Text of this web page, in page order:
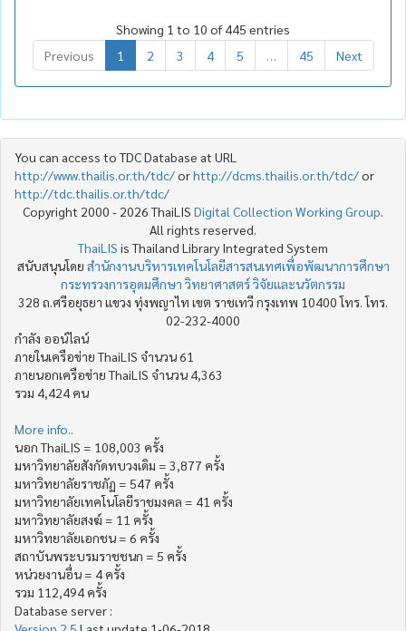
Showing 1 to 10 of 445 entries
Previous
1 2 3 4 5 45 Next
You can access to TDC Database at URL
http://www.thailis.or.th/tdc/orhttp://dcms.thailis.or.th/tdc/or
http://tdc.thailis.or.th/tdc/
Copyright 2000 - 2026 ThaiLIS Digital Collection Working Group
All rights reserved.
ThaiLIS is Thailand Library Integrated System
สนับสนุนโดย สำนักงานบริหารเทคโนโลยีสารสนเทศเพื่อพัฒนาการศึกษา
กระทรวงการอุดมศึกษา วิทยาศาสตร์ วิจัยและนวัตกรรม
328 ถ.ศรีอยุธยา แขวง ทุ่งพญาไท เขต ราชเทวี กรุงเทพ 10400 โทร. โทร.
02-232-4000
กำลัง ออน์ไลน์
ภายในเครือข่าย ThaiLIS จำนวน 61
ภายนอกเครือข่าย ThaiLIS จำนวน 4,363
รวม 4,424 คน
More info..
นอก ThaiLIS = 108,003 ครั้ง
มหาวิทยาลัยสังกัดทบวงเดิม = 3,877 ครั้ง
มหาวิทยาลัยราชภัฏ = 547 ครั้ง
มหาวิทยาลัยเทคโนโลยีราชมงคล = 41 ครั้ง
มหาวิทยาลัยสงฆ์ = 11 ครั้ง
มหาวิทยาลัยเอกชน = 6 ครั้ง
สถาบันพระบรมราชชนก = 5 ครั้ง
หน่วยงานอื่น = 4 ครั้ง
รวม 112,494 ครั้ง
Database server :